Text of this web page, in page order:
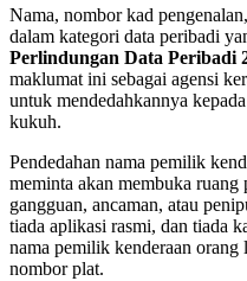
Nama, nombor kad
dalam kategori data peribadi
Perlindungan Data Peribadi
maklumat ini sebagai agensi
untuk mendedahkannya
kukuh.
Pendedahan nama pemilik
meminta akan membuka ruang
gangguan, ancaman, atau
tiada aplikasi rasmi, dan tiada
nama pemilik kenderaan orang
nombor plat.